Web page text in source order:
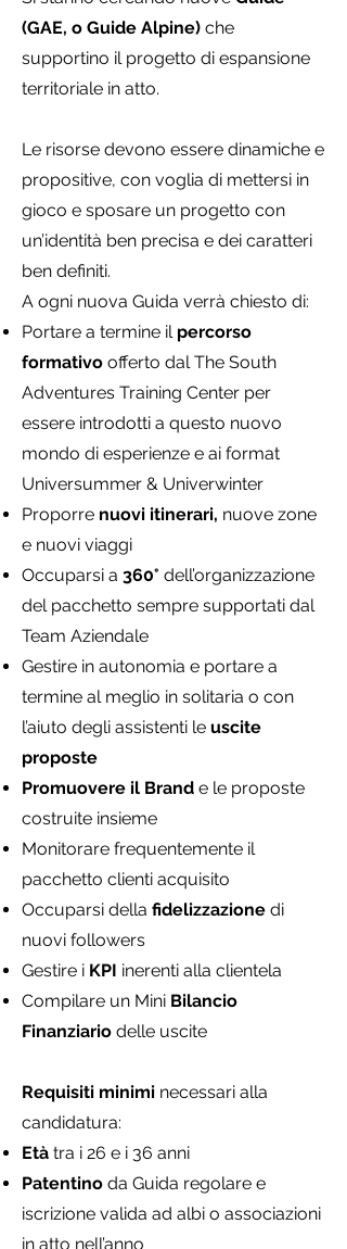
(GAE, o Guide Alpine) che
supportino il progetto di espansione
territoriale in atto.
Le risorse devono essere dinamiche e
propositive, con voglia di mettersi in
gioco e sposare un progetto con
un’identità ben precisa e dei caratteri
ben definiti.
A ogni nuova Guida verrà chiesto di:
Portare a termine il percorso
formativo offerto dal The South
Adventures Training Center per
essere introdotti a questo nuovo
mondo di esperienze e ai format
Universummer & Univerwinter
Proporre nuovi itinerari, nuove zone
e nuovi viaggi
Occuparsi a 360° dell’organizzazione
del pacchetto sempre supportati dal
Team Aziendale
Gestire in autonomia e portare a
termine al meglio in solitaria o con
l’aiuto degli assistenti le uscite
proposte
Promuovere il Brand e le proposte
costruite insieme
Monitorare frequentemente il
pacchetto clienti acquisito
Occuparsi della fidelizzazione di
nuovi followers
Gestire i KPI inerenti alla clientela
Compilare un Mini Bilancio
Finanziario delle uscite
Requisiti minimi necessari alla
candidatura:
Età tra i 26 e i 36 anni
Patentino da Guida regolare e
iscrizione valida ad albi o associazioni
in atto nell’anno